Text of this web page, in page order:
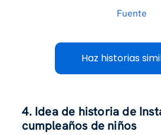
Fuente
Haz historias
4. Idea de historia de
cumpleaños de niños